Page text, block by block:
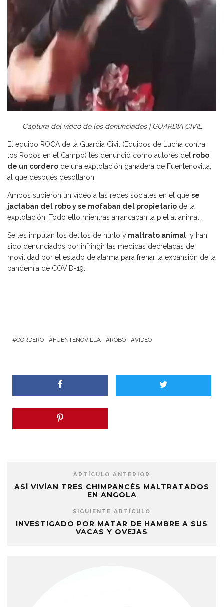
Captura del vídeo de los denunciados | GUARDIA CIVIL
El equipo ROCA de la Guardia Civil (Equipos de Lucha contra
los Robos en el Campo) les denunció como autores del robo
de un cordero de una explotación ganadera de Fuentenovilla,
al que después desollaron.
Ambos subieron un vídeo a las redes sociales en el que se
jactaban del robo y se mofaban del propietario de la
explotación. Todo ello mientras arrancaban la piel al animal.
Se les imputan los delitos de hurto y maltrato animal, y han
sido denunciados por infringir las medidas decretadas de
movilidad por el estado de alarma para frenar la expansión de la
pandemia de COVID-19.
CORDERO FUENTENOVILLA ROBO VÍDEO
ARTÍCULO ANTERIOR
ASÍ VIVÍAN TRES CHIMPANCÉS MALTRATADOS
EN ANGOLA
SIGUIENTE ARTÍCULO
INVESTIGADO POR MATAR DE HAMBRE A SUS
VACAS Y OVEJAS